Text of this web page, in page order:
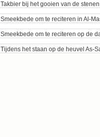
Takbier bij het gooien van de
Smeekbede om te reciteren in Al-
Smeekbede om te reciteren op de
Tijdens het staan op de heuvel As-